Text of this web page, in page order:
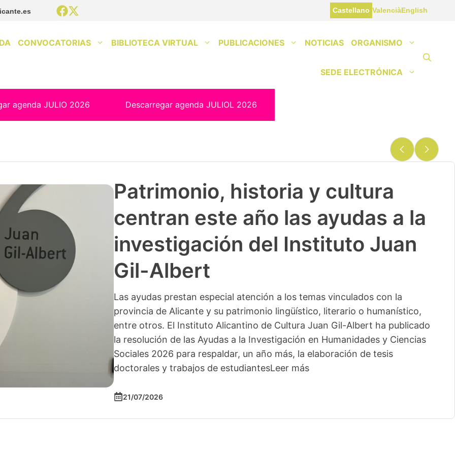
Castellano ValenciàEnglish
CONVOCATORIAS BIBLIOTECA VIRTUAL PUBLICACIONES NOTICIAS ORGANISMO
SEDE ELECTRÓNICA
agenda JULIO 2026 Descarregar agenda JULIOL 2026
Patrimonio, historia y cultura
centran este año las ayudas a la
investigación del Instituto Juan
Gil-Albert
Las ayudas prestan especial atención a los temas vinculados con la
provincia de Alicante y su patrimonio lingüístico, literario o humanístico,
entre otros. El Instituto Alicantino de Cultura Juan Gil-Albert ha publicado
la resolución de las Ayudas a la Investigación en Humanidades y Ciencias
Sociales 2026 para respaldar, un año más, la elaboración de tesis
doctorales y trabajos de estudiantesLeer más
21/07/2026